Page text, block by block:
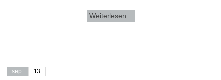
Weiterlesen...
sep. 13